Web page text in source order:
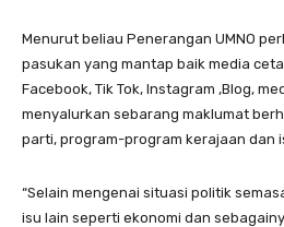
Menurut beliau Penerangan UMNO
pasukan yang mantap baik media
Facebook, Tik Tok, Instagram ,Blog,
menyalurkan sebarang maklumat
parti, program-program kerajaan dan
“Selain mengenai situasi politik
isu lain seperti ekonomi dan